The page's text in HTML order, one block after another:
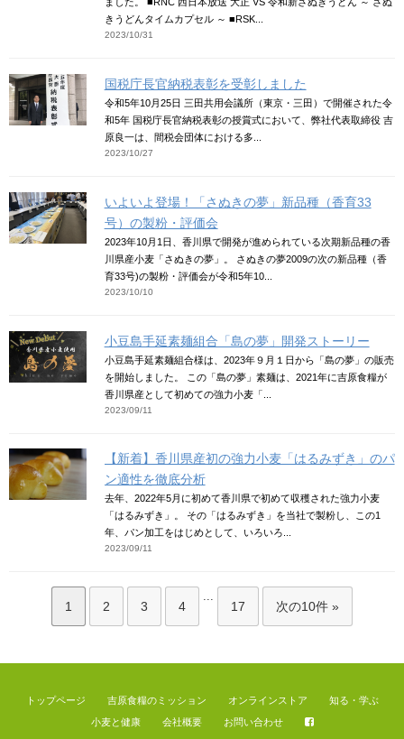
きうどんタイムカプセル ～ ■RSK...
2023/10/31
国税庁長官納税表彰を受彰しました
令和5年10月25日 三田共用会議所（東京・三田）で開催された令
和5年 国税庁長官納税表彰の授賞式において、弊社代表取締役 吉
原良一は、間税会団体における多...
2023/10/27
いよいよ登場！「さぬきの夢」新品種（香育33
号）の製粉・評価会
2023年10月1日、香川県で開発が進められている次期新品種の香
川県産小麦「さぬきの夢」。 さぬきの夢2009の次の新品種（香
育33号)の製粉・評価会が令和5年10...
2023/10/10
小豆島手延素麺組合「島の夢」開発ストーリー
小豆島手延素麺組合様は、2023年９月１日から「島の夢」の販売
を開始しました。 この「島の夢」素麺は、2021年に吉原食糧が
香川県産として初めての強力小麦「...
2023/09/11
【新着】香川県産初の強力小麦「はるみずき」のパ
ン適性を徹底分析
去年、2022年5月に初めて香川県で初めて収穫された強力小麦
「はるみずき」。 その「はるみずき」を当社で製粉し、この1
年、パン加工をはじめとして、いろいろ...
2023/09/11
1 2 3 4 17 次の10件 »
トップページ 吉原食糧のミッション オンラインストア
知る・学ぶ
小麦と健康
会社概要 お問い合わせ